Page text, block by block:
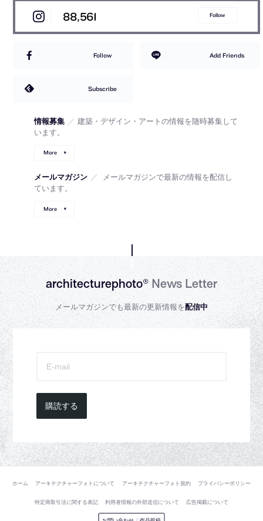
88,561 Follow
Follow Add Friends
Subscribe
情報募集 ／ 建築・デザイン・アートの情報を随時募集して
います。
More
メールマガジン ／
メールマガジンで最新の情報を配信し
ています。
More
architecturephoto®News Letter
メールマガジンでも最新の更新情報を配信中
購読する
ホーム アーキテクチャーフォトについて アーキテクチャーフォト規約 プライバシーポリシー
特定商取引法に関する表記 利用者情報の外部送信について 広告掲載について